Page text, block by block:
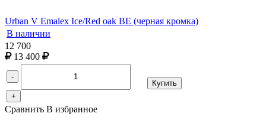
Urban V Emalex Ice/Red oak BE (черная кромка)
В наличии
12 700
13 400
-
+
Купить
Сравнить В избранное